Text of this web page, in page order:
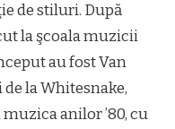
de stiluri. După
la şcoala muzicii
au fost Van
la Whitesnake,
anilor ’80, cu